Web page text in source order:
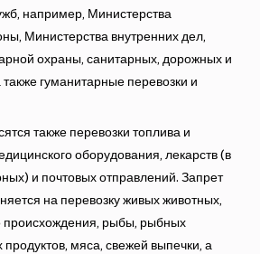
например, Министерства
Министерства внутренних дел,
охраны, санитарных, дорожных и
также гуманитарные перевозки и
также перевозки топлива и
оборудования, лекарств (в
и почтовых отправлений. Запрет
на перевозку живых животных,
происхождения, рыбы, рыбных
мяса, свежей выпечки, а